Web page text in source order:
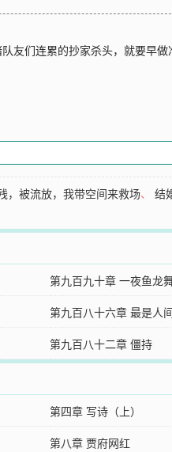
友们连累的抄家杀头，就要早
，被流放，我带空间来救场、结
第九百九十章 一夜鱼龙
第九百八十六章 最是人
第九百八十二章 僵持
第四章 写诗（上）
第八章 贾府网红